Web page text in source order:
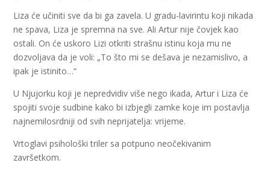
Liza će učiniti sve da bi ga zavela. U gradu-lavirintu koji nikada
ne spava, Liza je spremna na sve. Ali Artur nije čovjek kao
ostali. On će uskoro Lizi otkriti strašnu istinu koja mu ne
dozvoljava da je voli: „To što mi se dešava je nezamislivo, a
ipak je istinito…“
U Njujorku koji je nepredvidiv više nego ikada, Artur i Liza će
spojiti svoje sudbine kako bi izbjegli zamke koje im postavlja
najnemilosrdniji od svih neprijatelja: vrijeme.
Vrtoglavi psihološki triler sa potpuno neočekivanim
završetkom.